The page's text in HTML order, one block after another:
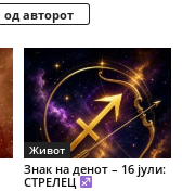
авторот
Живот
Знак на денот – 16 јули:
СТРЕЛЕЦ